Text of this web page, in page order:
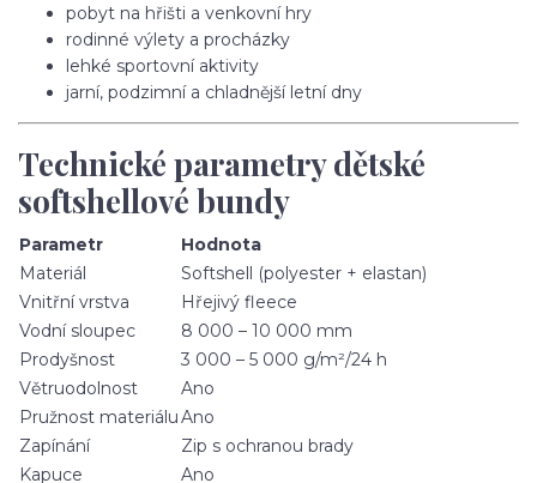
pobyt na hřišti a venkovní hry
rodinné výlety a procházky
lehké sportovní aktivity
jarní, podzimní a chladnější letní dny
Technické parametry dětské
softshellové bundy
Parametr
Hodnota
Materiál
Softshell (polyester + elastan)
Vnitřní vrstva
Hřejivý fleece
Vodní sloupec
8 000 – 10 000 mm
Prodyšnost
3 000 – 5 000 g/m²/24 h
Větruodolnost
Ano
Pružnost materiáluAno
Zapínání
Zip s ochranou brady
Kapuce
Ano